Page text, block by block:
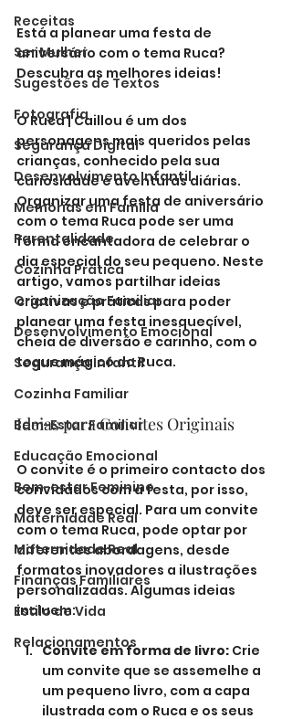
Receitas
Ser Mulher
Sugestões de Textos
Fotografia
Segurança Digital
Desenvolvimento Infantil
Memórias em Família
Parentalidade
Cozinha Prática
Organização Familiar
Desenvolvimento Emocional
Segurança Infantil
Cozinha Familiar
Bem-Estar Familiar
Educação Emocional
Bem-estar Feminino
Maternidade Real
Maternidade Real
Finanças Familiares
Estilo de Vida
Relacionamentos
Está a planear uma festa de
aniversário com o tema Ruca?
Descubra as melhores ideias!
O Ruca | Caillou é um dos
personagens mais queridos pelas
crianças, conhecido pela sua
curiosidade e aventuras diárias.
Organizar uma festa de aniversário
com o tema Ruca pode ser uma
forma encantadora de celebrar o
dia especial do seu pequeno. Neste
artigo, vamos partilhar ideias
criativas e práticas para poder
planear uma festa inesquecível,
cheia de diversão e carinho, com o
toque mágico do Ruca.
Ideias para Convites Originais
O convite é o primeiro contacto dos
convidados com a festa, por isso,
deve ser especial. Para um convite
com o tema Ruca, pode optar por
diferentes abordagens, desde
formatos inovadores a ilustrações
personalizadas. Algumas ideias
incluem:
Convite em forma de livro: Crie
um convite que se assemelhe a
um pequeno livro, com a capa
ilustrada com o Ruca e os seus